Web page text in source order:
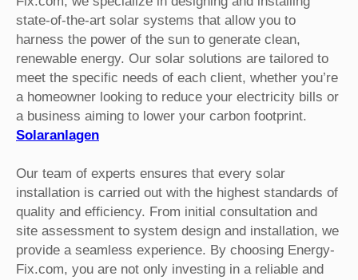
state-of-the-art solar systems that allow you to
harness the power of the sun to generate clean,
renewable energy. Our solar solutions are tailored to
meet the specific needs of each client, whether you’re
a homeowner looking to reduce your electricity bills or
a business aiming to lower your carbon footprint.
Solaranlagen
Our team of experts ensures that every solar
installation is carried out with the highest standards of
quality and efficiency. From initial consultation and
site assessment to system design and installation, we
provide a seamless experience. By choosing Energy-
Fix.com, you are not only investing in a reliable and